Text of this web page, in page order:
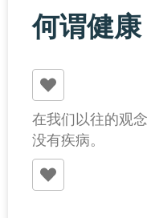
何谓健康
在我们以往的观
没有疾病。